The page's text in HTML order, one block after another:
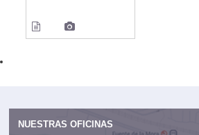
NUESTRAS OFICINAS